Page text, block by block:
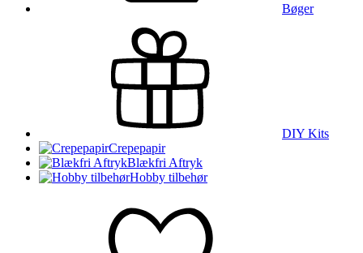
Bøger
DIY Kits
Crepepapir
Blækfri Aftryk
Hobby tilbehør